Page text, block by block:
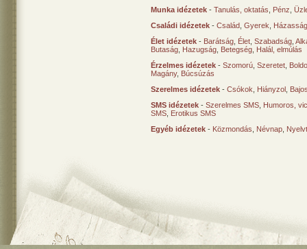
Munka idézetek - Tanulás, oktatás Pénz
Családi idézetek - Család Gyerek
Élet idézetek - Barátság Élet Szabadság
Butaság Hazugság Betegség Halál, elmúlás
Érzelmes idézetek - Szomorú Szeretet
Magány, Búcsúzás
Szerelmes idézetek - Csókok Hiányzol
SMS idézetek - Szerelmes SMS Humoros,
SMS Erotikus SMS
Egyéb idézetek - Közmondás Névnap